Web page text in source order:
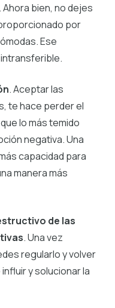
bien, no dejes
por
Ese
. Aceptar las
te hace perder el
lo más temido
negativa. Una
capacidad para
manera más
de las
. Una vez
regularlo y volver
y solucionar la